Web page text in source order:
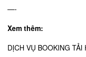
—-
Xem thêm:
DỊCH VỤ BOOKING